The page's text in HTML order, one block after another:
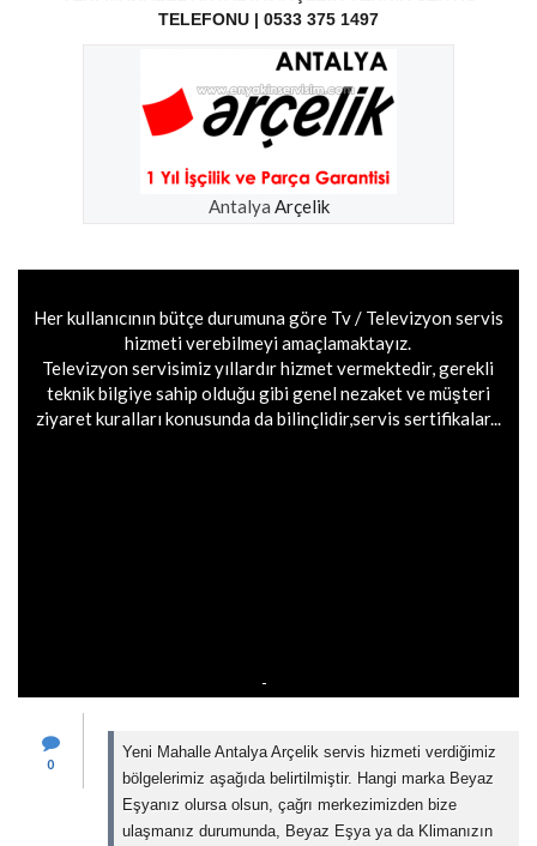
TELEFONU | 0533 375 1497
Antalya Arçelik
Her kullanıcının bütçe durumuna göre Tv / Televizyon servis
hizmeti verebilmeyi amaçlamaktayız.
Televizyon servisimiz yıllardır hizmet vermektedir, gerekli
teknik bilgiye sahip olduğu gibi genel nezaket ve müşteri
ziyaret kuralları konusunda da bilinçlidir,servis sertifikalar...
0
Yeni Mahalle Antalya Arçelik servis hizmeti verdiğimiz
bölgelerimiz aşağıda belirtilmiştir. Hangi marka Beyaz
Eşyanız olursa olsun, çağrı merkezimizden bize
ulaşmanız durumunda, Beyaz Eşya ya da Klimanızın